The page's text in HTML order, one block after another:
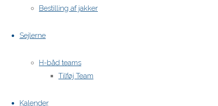
Bestilling af jakker
Sejlerne
H-båd teams
Tilføj Team
Kalender